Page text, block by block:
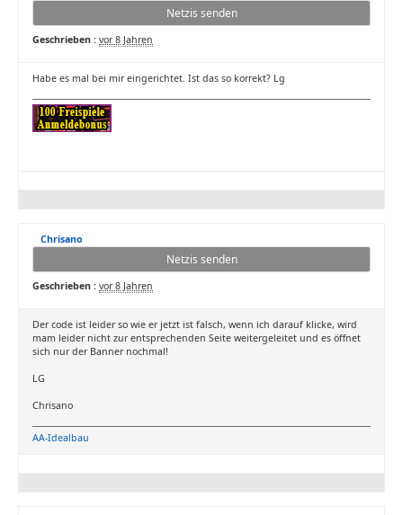
Netzis senden
Geschrieben : vor 8 Jahren
Habe es mal bei mir eingerichtet. Ist das so korrekt? Lg
Chrisano
Netzis senden
Geschrieben : vor 8 Jahren
Der code ist leider so wie er jetzt ist falsch, wenn ich darauf klicke, wird
mam leider nicht zur entsprechenden Seite weitergeleitet und es öffnet
sich nur der Banner nochmal!
LG
Chrisano
AA-Idealbau